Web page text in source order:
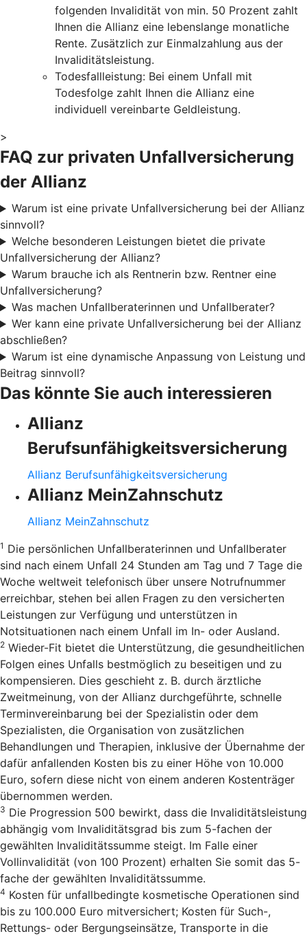
folgenden Invalidität von min. 50 Prozent zahlt
Ihnen die Allianz eine lebenslange monatliche
Rente. Zusätzlich zur Einmalzahlung aus der
Invaliditätsleistung.
Todesfallleistung: Bei einem Unfall mit
Todesfolge zahlt Ihnen die Allianz eine
individuell vereinbarte Geldleistung.
>
FAQ zur privaten Unfallversicherung
der Allianz
Warum ist eine private Unfallversicherung bei der Allianz
sinnvoll?
Welche besonderen Leistungen bietet die private
Unfallversicherung der Allianz?
Warum brauche ich als Rentnerin bzw. Rentner eine
Unfallversicherung?
Was machen Unfallberaterinnen und Unfallberater?
Wer kann eine private Unfallversicherung bei der Allianz
abschließen?
Warum ist eine dynamische Anpassung von Leistung und
Beitrag sinnvoll?
Das könnte Sie auch interessieren
Allianz
Berufsunfähigkeitsversicherung
Allianz Berufsunfähigkeitsversicherung
Allianz MeinZahnschutz
Allianz MeinZahnschutz
1 Die persönlichen Unfallberaterinnen und Unfallberater
sind nach einem Unfall 24 Stunden am Tag und 7 Tage die
Woche weltweit telefonisch über unsere Notrufnummer
erreichbar, stehen bei allen Fragen zu den versicherten
Leistungen zur Verfügung und unterstützen in
Notsituationen nach einem Unfall im In- oder Ausland.
2 Wieder-Fit bietet die Unterstützung, die gesundheitlichen
Folgen eines Unfalls bestmöglich zu beseitigen und zu
kompensieren. Dies geschieht z. B. durch ärztliche
Zweitmeinung, von der Allianz durchgeführte, schnelle
Terminvereinbarung bei der Spezialistin oder dem
Spezialisten, die Organisation von zusätzlichen
Behandlungen und Therapien, inklusive der Übernahme der
dafür anfallenden Kosten bis zu einer Höhe von 10.000
Euro, sofern diese nicht von einem anderen Kostenträger
übernommen werden.
3 Die Progression 500 bewirkt, dass die Invaliditätsleistung
abhängig vom Invaliditätsgrad bis zum 5-fachen der
gewählten Invaliditätssumme steigt. Im Falle einer
Vollinvalidität (von 100 Prozent) erhalten Sie somit das 5-
fache der gewählten Invaliditätssumme.
4 Kosten für unfallbedingte kosmetische Operationen sind
bis zu 100.000 Euro mitversichert; Kosten für Such-,
Rettungs- oder Bergungseinsätze, Transporte in die